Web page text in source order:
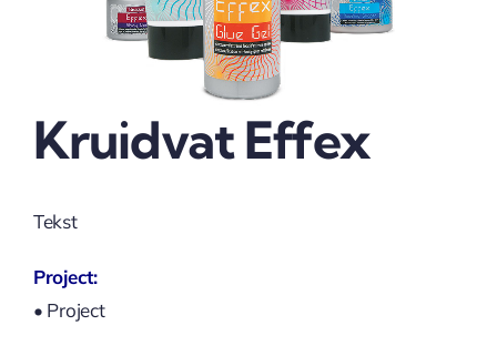
Kruidvat Effex
Tekst
Project:
• Project